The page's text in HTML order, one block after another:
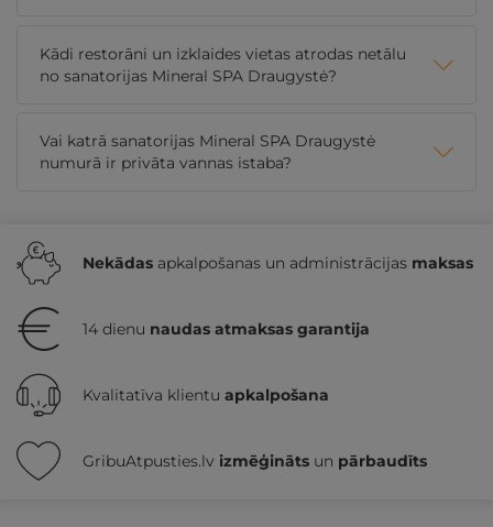
Kādi restorāni un izklaides vietas atrodas netālu
no sanatorijas Mineral SPA Draugystė?
Vai katrā sanatorijas Mineral SPA Draugystė
numurā ir privāta vannas istaba?
Nekādas apkalpošanas un administrācijas maksas
14 dienu naudas atmaksas garantija
Kvalitatīva klientu apkalpošana
GribuAtpusties.lv izmēģināts un pārbaudīts